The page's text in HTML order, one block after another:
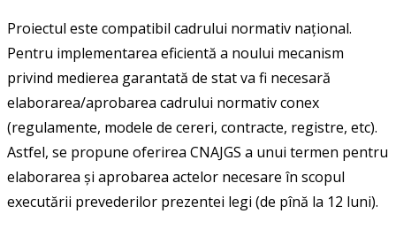
Proiectul este compatibil cadrului normativ naţional.
Pentru implementarea eficientă a noului mecanism
privind medierea garantată de stat va fi necesară
elaborarea/aprobarea cadrului normativ conex
(regulamente, modele de cereri, contracte, registre, etc).
Astfel, se propune oferirea CNAJGS a unui termen pentru
elaborarea și aprobarea actelor necesare în scopul
executării prevederilor prezentei legi (de pînă la 12 luni).